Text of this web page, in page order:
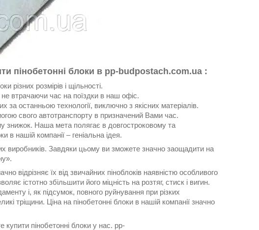
пінобетонні блоки в pp-budpostach.com.ua :
різних розмірів і щільності.
втрачаючи час на поїздки в наш офіс.
останньою технології, виключно з якісних матеріалів.
свого автотранспорту в призначений Вами час.
знижок. Наша мета полягає в довгостроковому та
в нашій компанії – геніальна ідея.
виробників. Завдяки цьому ви зможете значно заощадити на
відрізняє їх від звичайних піноблоків наявністю особливого
істотно збільшити його міцність на розтяг, стиск і вигин.
і, як підсумок, повного руйнування при різких
тріщини. Ціна на пінобетонні блоки в нашій компанії значно
пінобетонні блоки у нас. pp-